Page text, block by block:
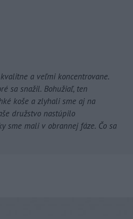
a veľmi koncentrovane.
sa snažil. Bohužiaľ, ten
koše a zlyhali sme aj na
družstvo nastúpilo
sme mali v obrannej fáze. Čo sa